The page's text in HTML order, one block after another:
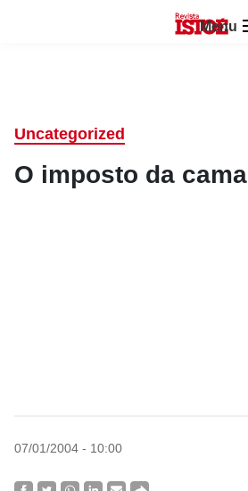
Menu
Uncategorized
O imposto da cama
07/01/2004 - 10:00